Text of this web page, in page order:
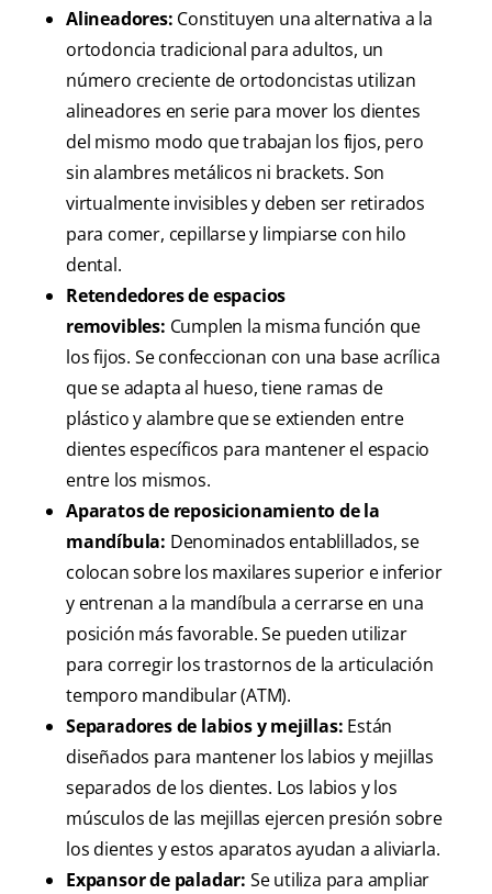
Alineadores: Constituyen una alternativa a la
ortodoncia tradicional para adultos, un
número creciente de ortodoncistas utilizan
alineadores en serie para mover los dientes
del mismo modo que trabajan los fijos, pero
sin alambres metálicos ni brackets. Son
virtualmente invisibles y deben ser retirados
para comer, cepillarse y limpiarse con hilo
dental.
Retendedores de espacios
removibles: Cumplen la misma función que
los fijos. Se confeccionan con una base acrílica
que se adapta al hueso, tiene ramas de
plástico y alambre que se extienden entre
dientes específicos para mantener el espacio
entre los mismos.
Aparatos de reposicionamiento de la
mandíbula: Denominados entablillados, se
colocan sobre los maxilares superior e inferior
y entrenan a la mandíbula a cerrarse en una
posición más favorable. Se pueden utilizar
para corregir los trastornos de la articulación
temporo mandibular (ATM).
Separadores de labios y mejillas: Están
diseñados para mantener los labios y mejillas
separados de los dientes. Los labios y los
músculos de las mejillas ejercen presión sobre
los dientes y estos aparatos ayudan a aliviarla.
Expansor de paladar: Se utiliza para ampliar